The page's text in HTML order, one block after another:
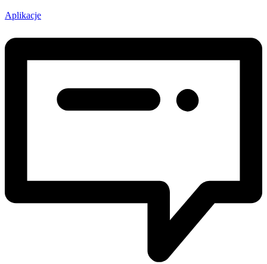
Aplikacje